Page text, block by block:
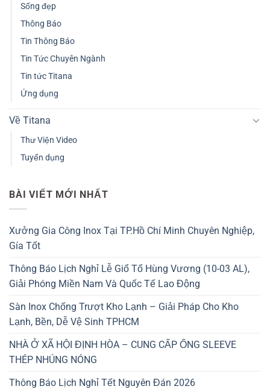
Sống đẹp
Thông Báo
Tin Thông Báo
Tin Tức Chuyên Ngành
Tin tức Titana
Ứng dụng
Về Titana
Thư Viện Video
Tuyển dụng
BÀI VIẾT MỚI NHẤT
Xưởng Gia Công Inox Tại TP.Hồ Chí Minh Chuyên Nghiệp,
Gía Tốt
Thông Báo Lịch Nghỉ Lễ Giổ Tổ Hùng Vương (10-03 AL),
Giải Phóng Miền Nam Và Quốc Tế Lao Động
Sàn Inox Chống Trượt Kho Lạnh – Giải Pháp Cho Kho
Lạnh, Bền, Dễ Vệ Sinh TPHCM
NHÀ Ở XÃ HỘI ĐỊNH HÒA – CUNG CẤP ỐNG SLEEVE
THÉP NHÚNG NÓNG
Thông Báo Lịch Nghỉ Tết Nguyên Đán 2026